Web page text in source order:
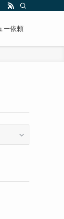
ー依頼